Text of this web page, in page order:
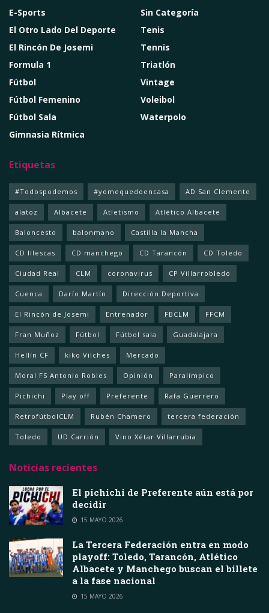
E-Sports
El Otro Lado Del Deporte
El Rincón De Josemi
Formula 1
Fútbol
Fútbol Femenino
Fútbol Sala
Gimnasia Rítmica
Sin Categoría
Tenis
Tennis
Triatlón
Vintage
Voleibol
Waterpolo
Etiquetas
#Todospodemos #yomequedoencasa AD San Clemente
alatoz Albacete Atletismo Atlético Albacete
Baloncesto balonmano Castilla la Mancha
CD Illescas CD manchego CD Tarancón CD Toledo
Ciudad Real CLM coronavirus CP Villarrobledo
Cuenca Darío Martín Dirección Deportiva
El Rincón de Josemi Entrenador FBCLM FFCM
Fran Muñoz Fútbol Fútbol sala Guadalajara
Hellín CF kiko Vilches Mercado
Moral FS Antonio Robles Opinión Paralímpico
Pichichi Play off Preferente Rafa Guerrero
RetrofútbolCLM Rubén Chamero tercera federación
Toledo UD Carrión Vino Xétar Villarrubia
Noticias recientes
El pichichi de Preferente aún está por
decidir
15 MAYO 2026
La Tercera Federación entra en modo
playoff: Toledo, Tarancón, Atlético
Albacete y Manchego buscan el billete
a la fase nacional
15 MAYO 2026